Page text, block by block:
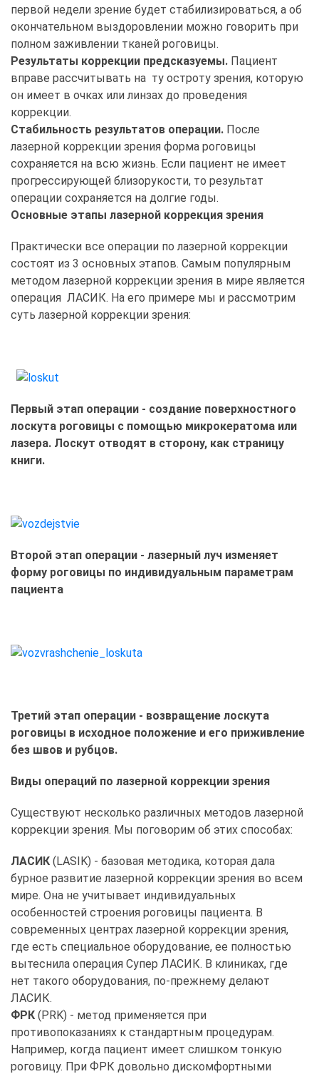
первой недели зрение будет стабилизироваться, а об
окончательном выздоровлении можно говорить при
полном заживлении тканей роговицы.
Результаты коррекции предсказуемы. Пациент
вправе рассчитывать на ту остроту зрения, которую
он имеет в очках или линзах до проведения
коррекции.
Стабильность результатов операции. После
лазерной коррекции зрения форма роговицы
сохраняется на всю жизнь. Если пациент не имеет
прогрессирующей близорукости, то результат
операции сохраняется на долгие годы.
Основные этапы лазерной коррекция зрения
Практически все операции по лазерной коррекции
состоят из 3 основных этапов. Самым популярным
методом лазерной коррекции зрения в мире является
операция ЛАСИК. На его примере мы и рассмотрим
суть лазерной коррекции зрения:
Первый этап операции - создание поверхностного
лоскута роговицы с помощью микрокератома или
лазера. Лоскут отводят в сторону, как страницу
книги.
Второй этап операции - лазерный луч изменяет
форму роговицы по индивидуальным параметрам
пациента
Третий этап операции - возвращение лоскута
роговицы в исходное положение и его приживление
без швов и рубцов.
Виды операций по лазерной коррекции зрения
Существуют несколько различных методов лазерной
коррекции зрения. Мы поговорим об этих способах:
ЛАСИК (LASIK) - базовая методика, которая дала
бурное развитие лазерной коррекции зрения во всем
мире. Она не учитывает индивидуальных
особенностей строения роговицы пациента. В
современных центрах лазерной коррекции зрения,
где есть специальное оборудование, ее полностью
вытеснила операция Супер ЛАСИК. В клиниках, где
нет такого оборудования, по-прежнему делают
ЛАСИК.
ФРК (PRK) - метод применяется при
противопоказаниях к стандартным процедурам.
Например, когда пациент имеет слишком тонкую
роговицу. При ФРК довольно дискомфортными